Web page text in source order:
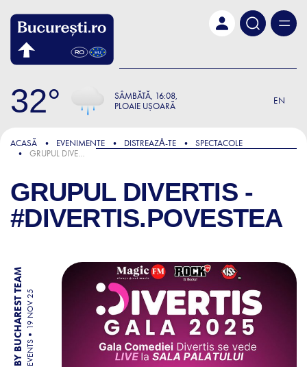
32 SÂMBĂTĂ 16:08
PLOAIE UȘOARĂ
EN
ACASĂ EVENIMENTE DISTREAZǍ-TE
SPECTACOLE
GRUPUL DIVERTIS - #DIVERTIS.POVESTEA
GRUPUL DIVERTIS -
#DIVERTIS.POVESTEA
BY BUCHAREST TEAM EVENTS
19 NOV 25